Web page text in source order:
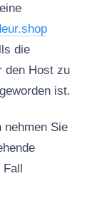
die
den Host zu
ist.
nehmen Sie